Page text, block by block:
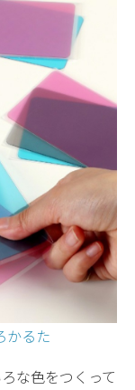
かるた
な色をつくって